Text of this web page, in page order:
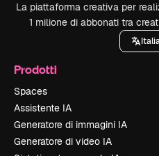
La piattaforma creativa per
1 milione di abbonati tra
Prodotti
Spaces
Assistente IA
Generatore di immagini IA
Generatore di video IA